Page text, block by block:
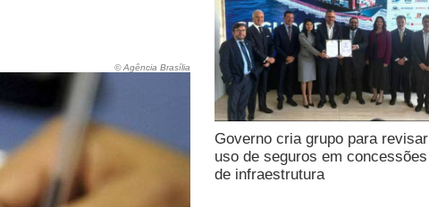
© Agência Brasília
Governo cria grupo para revisar
uso de seguros em concessões
de infraestrutura